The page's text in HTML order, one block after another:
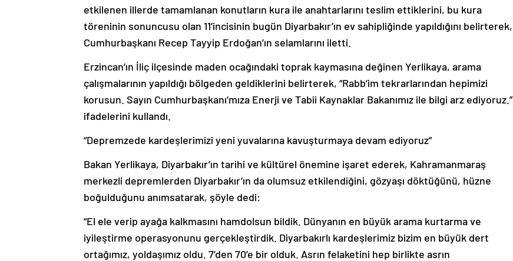
etkilenen illerde tamamlanan konutların kura ile anahtarlarını teslim ettiklerini, bu kura
töreninin sonuncusu olan 11’incisinin bugün Diyarbakır’ın ev sahipliğinde yapıldığını belirterek,
Cumhurbaşkanı Recep Tayyip Erdoğan’ın selamlarını iletti.
Erzincan’ın İliç ilçesinde maden ocağındaki toprak kaymasına değinen Yerlikaya, arama
çalışmalarının yapıldığı bölgeden geldiklerini belirterek, “Rabb’im tekrarlarından hepimizi
korusun. Sayın Cumhurbaşkanı’mıza Enerji ve Tabii Kaynaklar Bakanımız ile bilgi arz ediyoruz.”
ifadelerini kullandı.
“Depremzede kardeşlerimizi yeni yuvalarına kavuşturmaya devam ediyoruz”
Bakan Yerlikaya, Diyarbakır’ın tarihi ve kültürel önemine işaret ederek, Kahramanmaraş
merkezli depremlerden Diyarbakır’ın da olumsuz etkilendiğini, gözyaşı döktüğünü, hüzne
boğulduğunu anımsatarak, şöyle dedi:
“El ele verip ayağa kalkmasını hamdolsun bildik. Dünyanın en büyük arama kurtarma ve
iyileştirme operasyonunu gerçekleştirdik. Diyarbakırlı kardeşlerimiz bizim en büyük dert
ortağımız, yoldaşımız oldu. 7’den 70’e bir olduk. Asrın felaketini hep birlikte asrın